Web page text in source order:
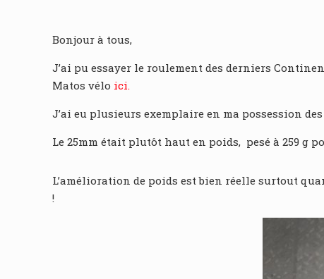
Bonjour à tous,
J’ai pu essayer le roulement des derniers
Matos vélo ici.
J’ai eu plusieurs exemplaire en ma possession des
Le 25mm était plutôt haut en poids, pesé à 259 g
L’amélioration de poids est bien réelle surtout
!